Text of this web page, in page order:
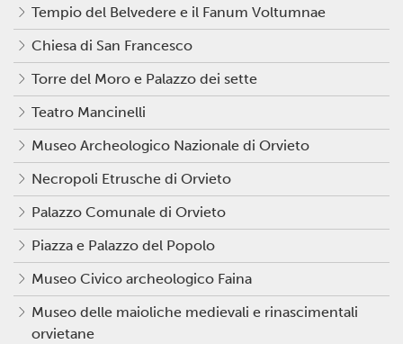
Tempio del Belvedere e il Fanum Voltumnae
Chiesa di San Francesco
Torre del Moro e Palazzo dei sette
Teatro Mancinelli
Museo Archeologico Nazionale di Orvieto
Necropoli Etrusche di Orvieto
Palazzo Comunale di Orvieto
Piazza e Palazzo del Popolo
Museo Civico archeologico Faina
Museo delle maioliche medievali e rinascimentali
orvietane